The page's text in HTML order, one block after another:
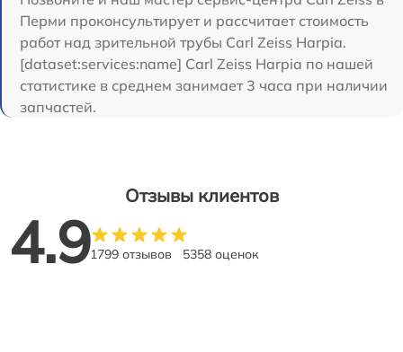
Перми проконсультирует и рассчитает стоимость
работ над зрительной трубы Carl Zeiss Harpia.
[dataset:services:name] Carl Zeiss Harpia по нашей
статистике в среднем занимает 3 часа при наличии
запчастей.
Отзывы клиентов
4.91799 отзывов 5358 оценок